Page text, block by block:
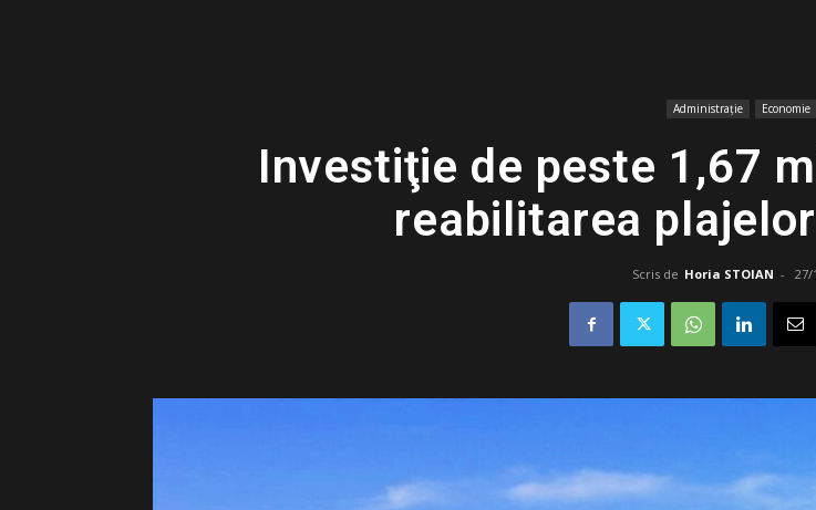
Administrație Economie
Investiţie de peste 1,67
reabilitarea
Scris de Horia STOIAN - 27/